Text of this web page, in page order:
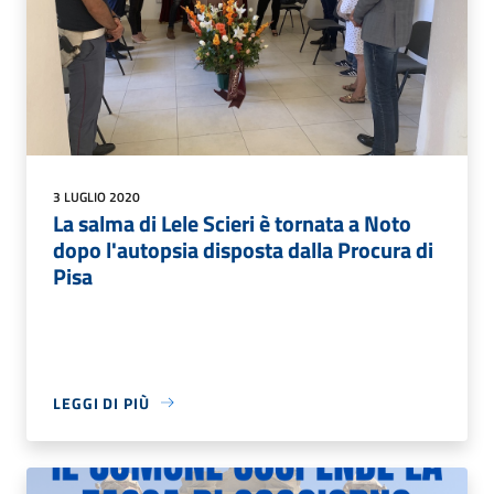
3 LUGLIO 2020
La salma di Lele Scieri è tornata a Noto
dopo l'autopsia disposta dalla Procura di
Pisa
LEGGI DI PIÙ